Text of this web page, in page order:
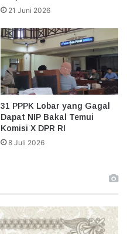
21 Juni 2026
31 PPPK Lobar yang Gagal
Dapat NIP Bakal Temui
Komisi X DPR RI
8 Juli 2026